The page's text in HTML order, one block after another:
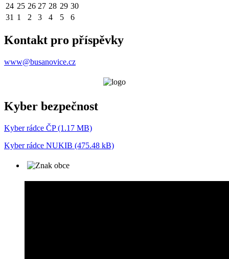
24 25 26 27 28 29 30
31 1 2 3 4 5 6
Kontakt pro příspěvky
www@busanovice.cz
Kyber bezpečnost
Kyber rádce ČP (1.17 MB)
Kyber rádce NUKIB (475.48 kB)